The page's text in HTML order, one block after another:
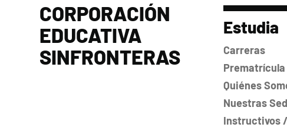
CORPORACIÓN
EDUCATIVA
SINFRONTERAS
Estudia
Carreras
Quiénes
Nuestras
Instructivos